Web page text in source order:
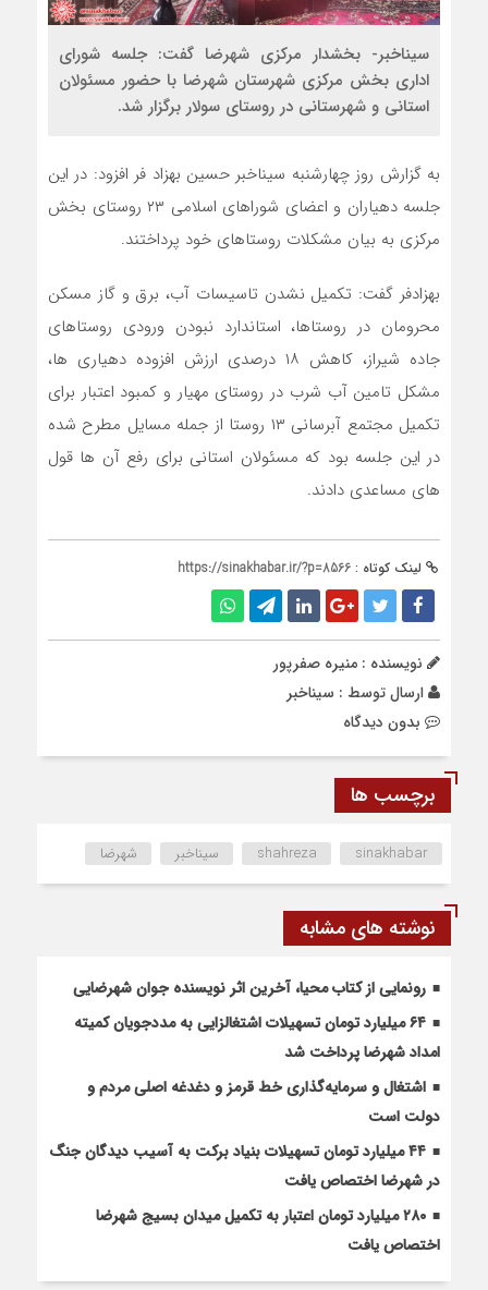
سیناخبر- بخشدار مرکزی شهرضا گفت: جلسه شورای
اداری بخش مرکزی شهرستان شهرضا با حضور مسئولان
استانی و شهرستانی در روستای سولار برگزار شد.
به گزارش روز چهارشنبه سیناخبر حسین بهزاد فر افزود: در این
جلسه دهیاران و اعضای شوراهای اسلامی ۲۳ روستای بخش
مرکزی به بیان مشکلات روستاهای خود پرداختند.
بهزادفر گفت: تکمیل نشدن تاسیسات آب، برق و گاز مسکن
محرومان در روستاها، استاندارد نبودن ورودی روستاهای
جاده شیراز، کاهش ۱۸ درصدی ارزش افزوده دهیاری ها،
مشکل تامین آب شرب در روستای مهیار و کمبود اعتبار برای
تکمیل مجتمع آبرسانی ۱۳ روستا از جمله مسایل مطرح شده
در این جلسه بود که مسئولان استانی برای رفع آن ها قول
های مساعدی دادند.
لینک کوتاه : https://sinakhabar.ir/?p=8566
نویسنده : منیره صفرپور
ارسال توسط : سیناخبر
بدون دیدگاه
برچسب ها
shahreza sinakhabar سیناخبر شهرضا
نوشته های مشابه
رونمایی از کتاب محیا، آخرین اثر نویسنده جوان شهرضایی
۶۴ میلیارد تومان تسهیلات اشتغالزایی به مددجویان کمیته
امداد شهرضا پرداخت شد
اشتغال و سرمایه‌گذاری خط قرمز و دغدغه اصلی مردم و
دولت است
۴۴ میلیارد تومان تسهیلات بنیاد برکت به آسیب دیدگان جنگ
در شهرضا اختصاص یافت
۲۸۰ میلیارد تومان اعتبار به تکمیل میدان بسیج شهرضا
اختصاص یافت